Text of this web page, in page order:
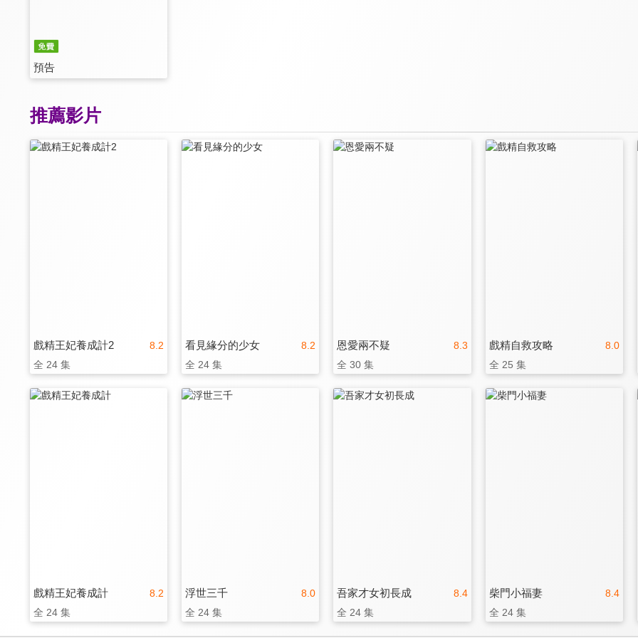
預告
推薦影片
8.2
戲精王妃養成計2
全 24 集
8.2
看見緣分的少女
全 24 集
8.3
恩愛兩不疑
全 30 集
8.0
戲精自救攻略
全 25 集
8.2
戲精王妃養成計
全 24 集
8.0
浮世三千
全 24 集
8.4
吾家才女初長成
全 24 集
8.4
柴門小福妻
全 24 集